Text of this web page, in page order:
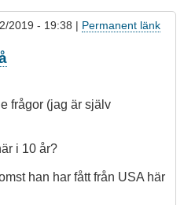
2019 - 19:38 | Permanent länk
frågor (jag är själv
i 10 år?
han har fått från USA här